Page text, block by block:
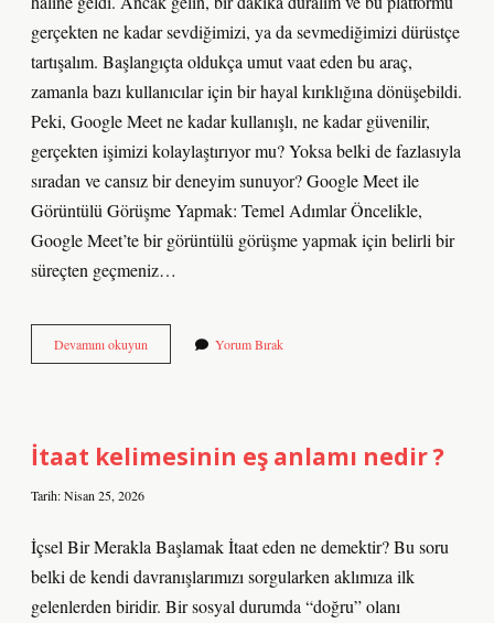
gerçekten ne kadar sevdiğimizi, ya da sevmediğimizi dürüstçe
tartışalım. Başlangıçta oldukça umut vaat eden bu araç,
zamanla bazı kullanıcılar için bir hayal kırıklığına dönüşebildi.
Peki, Google Meet ne kadar kullanışlı, ne kadar güvenilir,
gerçekten işimizi kolaylaştırıyor mu? Yoksa belki de fazlasıyla
sıradan ve cansız bir deneyim sunuyor? Google Meet ile
Görüntülü Görüşme Yapmak: Temel Adımlar Öncelikle,
Google Meet’te bir görüntülü görüşme yapmak için belirli bir
süreçten geçmeniz…
Devamını okuyun
Meet’te
?
Yorum Bırak
İtaat kelimesinin eş anlamı nedir ?
Tarih: Nisan 25, 2026
İçsel Bir Merakla Başlamak İtaat eden ne demektir? Bu soru
belki de kendi davranışlarımızı sorgularken aklımıza ilk
gelenlerden biridir. Bir sosyal durumda “doğru” olanı